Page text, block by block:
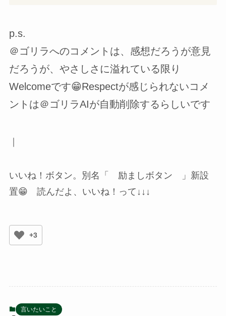
p.s.
＠ゴリラへのコメントは、感想だろうが意見
だろうが、やさしさに溢れている限り
Welcomeです😁Respectが感じられないコメ
ントは＠ゴリラAIが自動削除するらしいです
｜
いいね！ボタン。別名「 励ましボタン 」新設
置😁 読んだよ、いいね！って↓↓↓
+3
言いたいこと